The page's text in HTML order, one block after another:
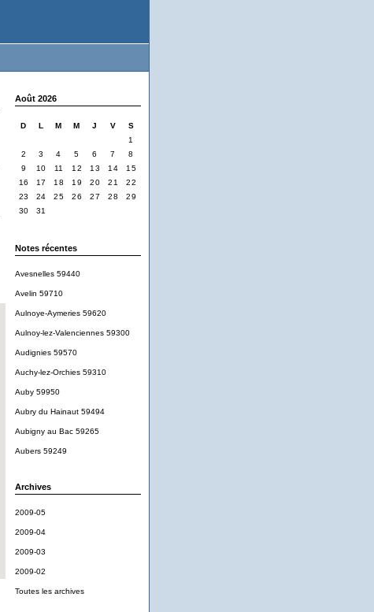
Août 2026
D L M M J V
S
1
2
3 4 5 6 7
8
9
10 11 12 13 14
15
16
17 18 19 20 21
22
23
24 25 26 27 28
29
30
31
Notes récentes
Avesnelles 59440
Avelin 59710
Aulnoye-Aymeries 59620
Aulnoy-lez-Valenciennes 59300
Audignies 59570
Auchy-lez-Orchies 59310
Auby 59950
Aubry du Hainaut 59494
Aubigny au Bac 59265
Aubers 59249
Archives
2009-05
2009-04
2009-03
2009-02
Toutes les archives